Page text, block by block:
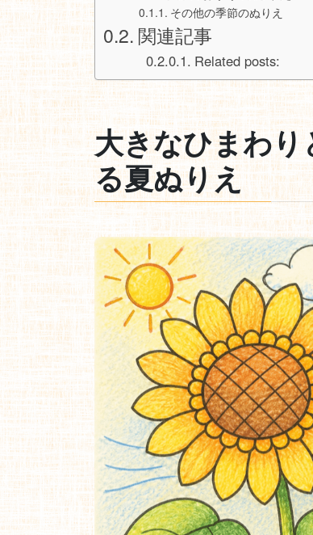
その他の季節のぬりえ
関連記事
Related posts:
大きなひまわ
る夏ぬりえ